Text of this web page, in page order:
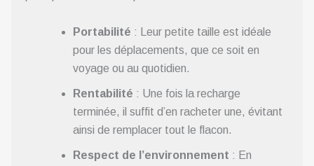
Portabilité : Leur petite taille est idéale
pour les déplacements, que ce soit en
voyage ou au quotidien.
Rentabilité : Une fois la recharge
terminée, il suffit d’en racheter une, évitant
ainsi de remplacer tout le flacon.
Respect de l’environnement : En